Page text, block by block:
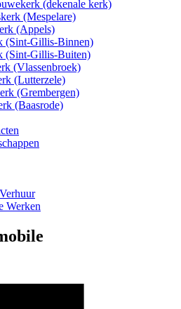
(dekenale kerk)
(Mespelare)
(Appels)
(Sint-Gillis-Binnen)
(Sint-Gillis-Buiten)
(Vlassenbroek)
(Lutterzele)
(Grembergen)
(Baasrode)
Werken